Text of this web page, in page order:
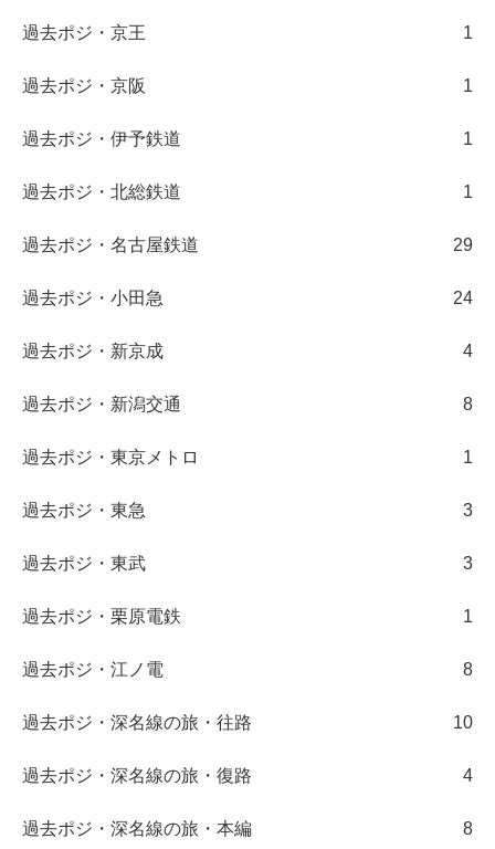
過去ポジ・京王 1
過去ポジ・京阪 1
過去ポジ・伊予鉄道 1
過去ポジ・北総鉄道 1
過去ポジ・名古屋鉄道 29
過去ポジ・小田急 24
過去ポジ・新京成 4
過去ポジ・新潟交通 8
過去ポジ・東京メトロ 1
過去ポジ・東急 3
過去ポジ・東武 3
過去ポジ・栗原電鉄 1
過去ポジ・江ノ電 8
過去ポジ・深名線の旅・往路 10
過去ポジ・深名線の旅・復路 4
過去ポジ・深名線の旅・本編 8